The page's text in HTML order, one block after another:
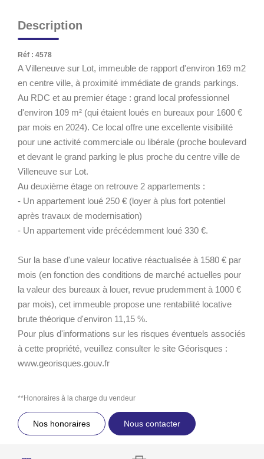
Description
Réf : 4578
A Villeneuve sur Lot, immeuble de rapport d'environ 169 m2
en centre ville, à proximité immédiate de grands parkings.
Au RDC et au premier étage : grand local professionnel
d'environ 109 m² (qui étaient loués en bureaux pour 1600 €
par mois en 2024). Ce local offre une excellente visibilité
pour une activité commerciale ou libérale (proche boulevard
et devant le grand parking le plus proche du centre ville de
Villeneuve sur Lot.
Au deuxième étage on retrouve 2 appartements :
- Un appartement loué 250 € (loyer à plus fort potentiel
après travaux de modernisation)
- Un appartement vide précédemment loué 330 €.
Sur la base d'une valeur locative réactualisée à 1580 € par
mois (en fonction des conditions de marché actuelles pour
la valeur des bureaux à louer, revue prudemment à 1000 €
par mois), cet immeuble propose une rentabilité locative
brute théorique d'environ 11,15 %.
Pour plus d'informations sur les risques éventuels associés
à cette propriété, veuillez consulter le site Géorisques :
www.georisques.gouv.fr
**Honoraires à la charge du vendeur
Nos honoraires Nous contacter